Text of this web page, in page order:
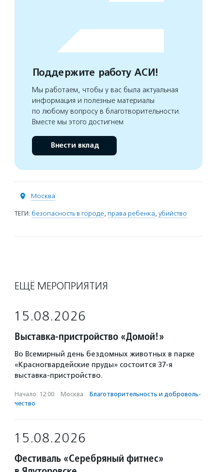
Поддержите работу АСИ!
Мы работаем, чтобы у вас была актуальная
информация и полезные материалы
по любому вопросу в благотворительности.
Вместе мы этого достигнем
Внести вклад
Москва
ТЕГИ: безопасность в городе, права ребенка, убийство
ЕЩЁ МЕРОПРИЯТИЯ
15.08.2026
Выставка-пристройство «Домой!»
Во Всемирный день бездомных животных в парке
«Красногвардейские пруды» состоится 37-я
выставка-пристройство.
Начало: 12:00 · Москва · Благотвори­тель­ность и доброволь­
чест­во
15.08.2026
Фестиваль «Серебряный фитнес»